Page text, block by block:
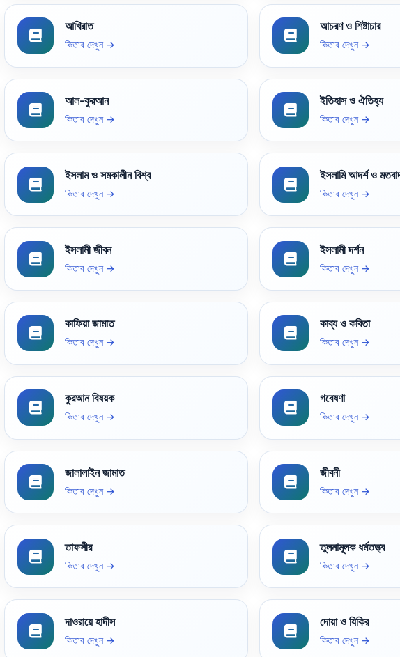
আখিরাত
কিতাব দেখুন →
আচরণ ও শিষ্টাচার
কিতাব দেখুন →
আল-কুরআন
কিতাব দেখুন →
ইতিহাস ও ঐতিহ্য
কিতাব দেখুন →
ইসলাম ও সমকালীন বিশ্ব
কিতাব দেখুন →
ইসলামি আদর্শ ও
কিতাব দেখুন →
ইসলামী জীবন
কিতাব দেখুন →
ইসলামী দর্শন
কিতাব দেখুন →
কাফিয়া জামাত
কিতাব দেখুন →
কাব্য ও কবিতা
কিতাব দেখুন →
কুরআন বিষয়ক
কিতাব দেখুন →
গবেষণা
কিতাব দেখুন →
জালালাইন জামাত
কিতাব দেখুন →
জীবনী
কিতাব দেখুন →
তাফসীর
কিতাব দেখুন →
তুলনামূলক ধর্মতত্ত্ব
কিতাব দেখুন →
দাওরায়ে হাদীস
কিতাব দেখুন →
দোয়া ও যিকির
কিতাব দেখুন →